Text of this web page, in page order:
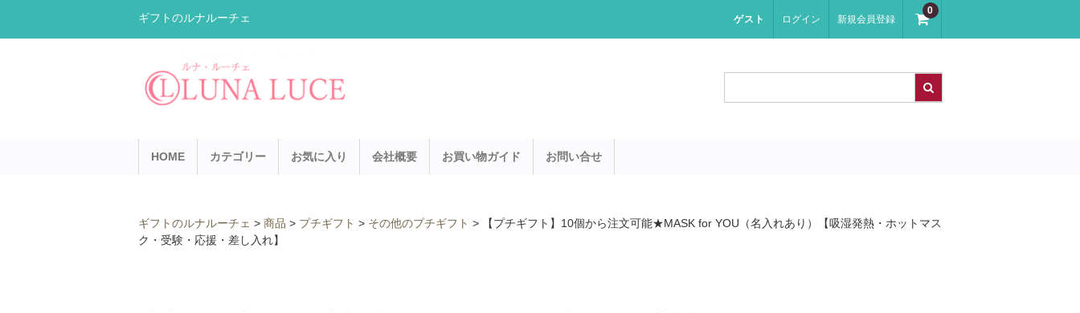
ギフトのルナルーチェ ゲスト ログイン 新規会員登録
0
HOME カテゴリー お気に入り 会社概要 お買い物ガイド お問い合せ
ギフトのルナルーチェ > 商品 > プチギフト > その他のプチギフト >
【プチギフト】10個から注文可能★MASK for YOU（名入れあり）【吸湿発熱・ホットマス
ク・受験・応援・差し入れ】